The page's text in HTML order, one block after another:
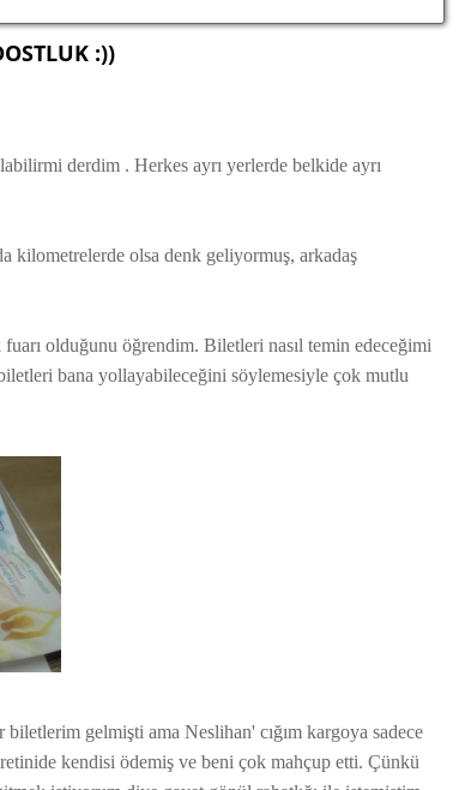
:))
derdim . Herkes ayrı yerlerde belkide ayrı
kilometrelerde olsa denk geliyormuş, arkadaş
olduğunu öğrendim. Biletleri nasıl temin edeceğimi
bana yollayabileceğini söylemesiyle çok mutlu
gelmişti ama Neslihan' cığım kargoya sadece
kendisi ödemiş ve beni çok mahçup etti. Çünkü